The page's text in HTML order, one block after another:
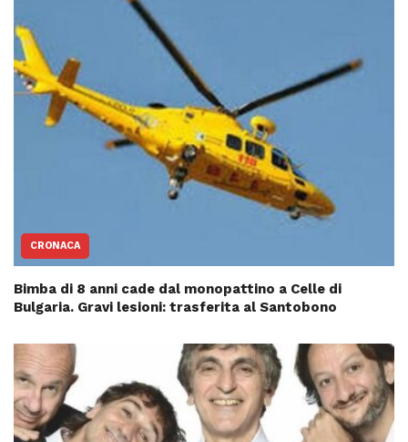
CRONACA
Bimba di 8 anni cade dal monopattino a Celle di
Bulgaria. Gravi lesioni: trasferita al Santobono